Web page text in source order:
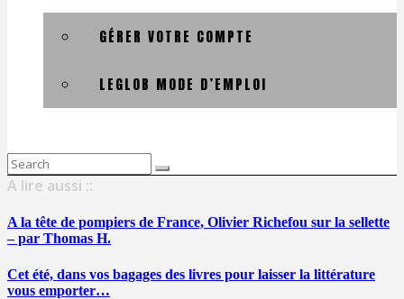
GÉRER VOTRE COMPTE
LEGLOB MODE D’EMPLOI
Search
for:
A lire aussi ::
A la tête de pompiers de France, Olivier Richefou sur la sellette
– par Thomas H.
Cet été, dans vos bagages des livres pour laisser la littérature
vous emporter…